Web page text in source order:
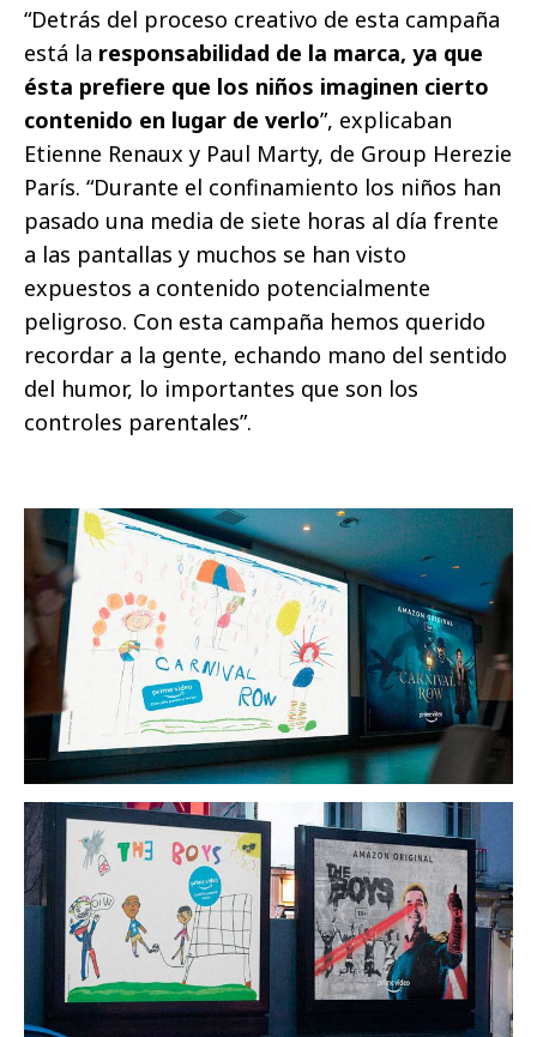
“Detrás del proceso creativo de esta campaña
está la responsabilidad de la marca, ya que
ésta prefiere que los niños imaginen cierto
contenido en lugar de verlo”, explicaban
Etienne Renaux y Paul Marty, de Group Herezie
París. “Durante el confinamiento los niños han
pasado una media de siete horas al día frente
a las pantallas y muchos se han visto
expuestos a contenido potencialmente
peligroso. Con esta campaña hemos querido
recordar a la gente, echando mano del sentido
del humor, lo importantes que son los
controles parentales”.